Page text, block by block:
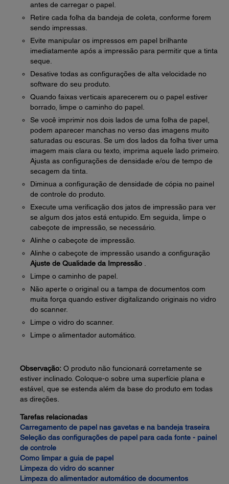
antes de carregar o papel.
Retire cada folha da bandeja de coleta, conforme forem
sendo impressas.
Evite manipular os impressos em papel brilhante
imediatamente após a impressão para permitir que a tinta
seque.
Desative todas as configurações de alta velocidade no
software do seu produto.
Quando faixas verticais aparecerem ou o papel estiver
borrado, limpe o caminho do papel.
Se você imprimir nos dois lados de uma folha de papel,
podem aparecer manchas no verso das imagens muito
saturadas ou escuras. Se um dos lados da folha tiver uma
imagem mais clara ou texto, imprima aquele lado primeiro.
Ajusta as configurações de densidade e/ou de tempo de
secagem da tinta.
Diminua a configuração de densidade de cópia no painel
de controle do produto.
Execute uma verificação dos jatos de impressão para ver
se algum dos jatos está entupido. Em seguida, limpe o
cabeçote de impressão, se necessário.
Alinhe o cabeçote de impressão.
Alinhe o cabeçote de impressão usando a configuração
Ajuste de Qualidade da Impressão
Limpe o caminho de papel.
Não aperte o original ou a tampa de documentos com
muita força quando estiver digitalizando originais no vidro
do scanner.
Limpe o vidro do scanner.
Limpe o alimentador automático.
Observação: O produto não funcionará corretamente se
estiver inclinado. Coloque-o sobre uma superfície plana e
estável, que se estenda além da base do produto em todas
as direções.
Tarefas relacionadas
Carregamento de papel nas gavetas e na bandeja traseira
Seleção das configurações de papel para cada fonte - painel
de controle
Como limpar a guia de papel
Limpeza do vidro do scanner
Limpeza do alimentador automático de documentos